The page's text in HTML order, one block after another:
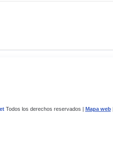
Todos los derechos reservados | Mapa web|